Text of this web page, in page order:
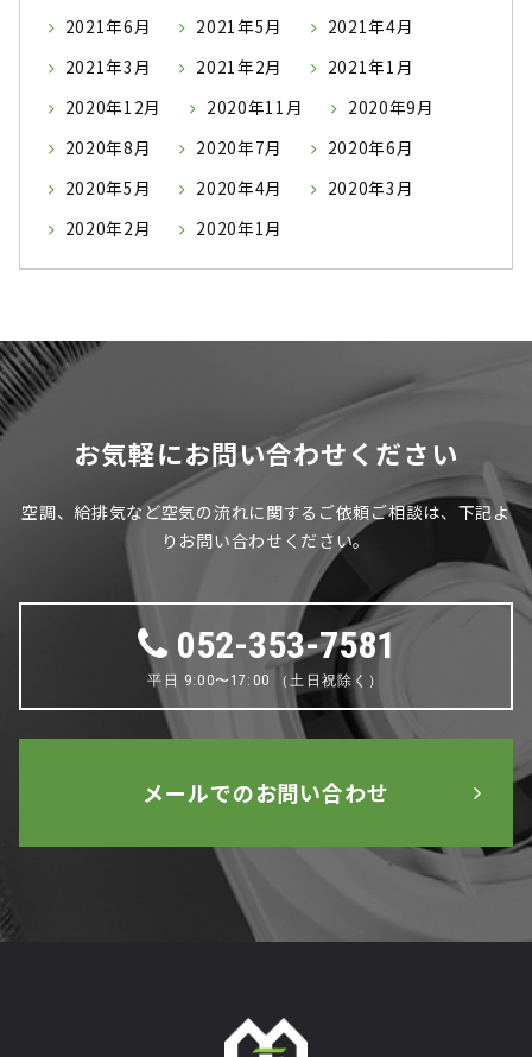
2021年6月
2021年5月
2021年4月
2021年3月
2021年2月
2021年1月
2020年12月
2020年11月
2020年9月
2020年8月
2020年7月
2020年6月
2020年5月
2020年4月
2020年3月
2020年2月
2020年1月
お気軽にお問い合わせください
空調、給排気など空気の流れに関するご依頼ご相談は、下記よ
りお問い合わせください。
052-353-7581
平日 9:00〜17:00 （土日祝除く）
メールでのお問い合わせ